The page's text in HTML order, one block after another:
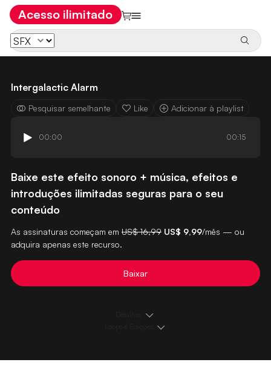
Acesso ilimitado
Intergalactic Alarm
Pesquisar semelhante Like Adicionar à playlist
00:00 00:15
Baixe este efeito sonoro + música, efeitos e
introduções ilimitadas seguras para o seu
conteúdo
As assinaturas começam em US$ 16,99 US$ 9,99/mês — ou
adquira apenas este recurso.
Baixar